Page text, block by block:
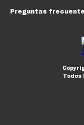
Preguntas
Todos